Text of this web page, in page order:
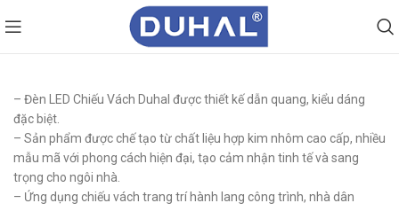
– Đèn LED Chiếu Vách Duhal được thiết kế dẫn quang, kiểu dáng
đặc biệt.
– Sản phẩm được chế tạo từ chất liệu hợp kim nhôm cao cấp, nhiều
mẫu mã với phong cách hiện đại, tạo cảm nhận tinh tế và sang
trọng cho ngôi nhà.
– Ứng dụng chiếu vách trang trí hành lang công trình, nhà dân